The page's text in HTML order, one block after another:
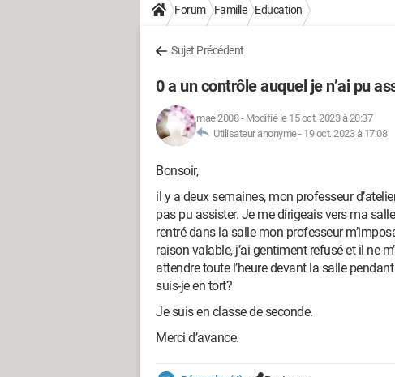
Forum Famille Education
Sujet Précédent
0 a un contrôle auquel je n’ai pu
mael2008- Modifié le 15 oct. 2023 à 20:37
Utilisateur anonyme - 19 oct. 2023 à 17:08
Bonsoir,
il y a deux semaines, mon professeur
pas pu assister. Je me dirigeais vers ma
rentré dans la salle mon professeur
raison valable, j’ai gentiment refusé et il ne
attendre toute l’heure devant la salle
suis-je en tort?
Je suis en classe de seconde.
Merci d’avance.